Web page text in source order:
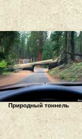
Природный тоннель